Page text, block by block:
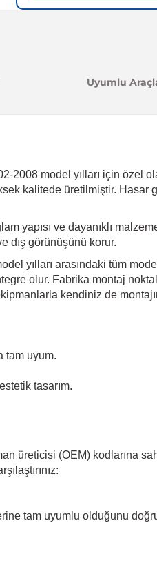
Uyumlu
2008 model yılları için özel
kalitede üretilmiştir. Hasar
yapısı ve dayanıklı
dış görünüşünü korur.
yılları arasındaki tüm
olur. Fabrika montaj
kendiniz de
tam uyum.
tasarım.
üreticisi (OEM) kodlarına
tam uyumlu olduğunu